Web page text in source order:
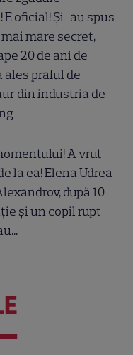
E oficial! Și-au spus
mare secret,
20 de ani de
ales praful de
din industria de
A vrut
la ea! Elena Udrea
după 10
și un copil rupt